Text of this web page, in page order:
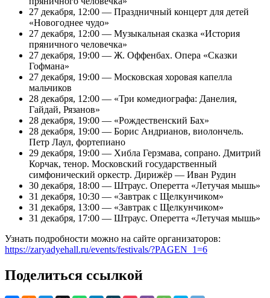
27 декабря, 12:00 — Праздничный концерт для детей
«Новогоднее чудо»
27 декабря, 12:00 — Музыкальная сказка «История
пряничного человечка»
27 декабря, 19:00 — Ж. Оффенбах. Опера «Сказки
Гофмана»
27 декабря, 19:00 — Московская хоровая капелла
мальчиков
28 декабря, 12:00 — «Три комедиографа: Данелия,
Гайдай, Рязанов»
28 декабря, 19:00 — «Рождественский Бах»
28 декабря, 19:00 — Борис Андрианов, виолончель.
Петр Лаул, фортепиано
29 декабря, 19:00 — Хибла Герзмава, сопрано. Дмитрий
Корчак, тенор. Московский государственный
симфонический оркестр. Дирижёр — Иван Рудин
30 декабря, 18:00 — Штраус. Оперетта «Летучая мышь»
31 декабря, 10:30 — «Завтрак с Щелкунчиком»
31 декабря, 13:00 — «Завтрак с Щелкунчиком»
31 декабря, 17:00 — Штраус. Оперетта «Летучая мышь»
Узнать подробности можно на сайте организаторов:
https://zaryadyehall.ru/events/festivals/?PAGEN_1=6
Поделиться ссылкой